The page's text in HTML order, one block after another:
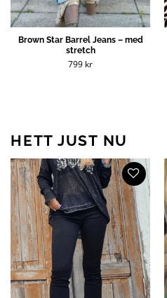
Brown Star Barrel Jeans – med
stretch
799 kr
HETT JUST NU